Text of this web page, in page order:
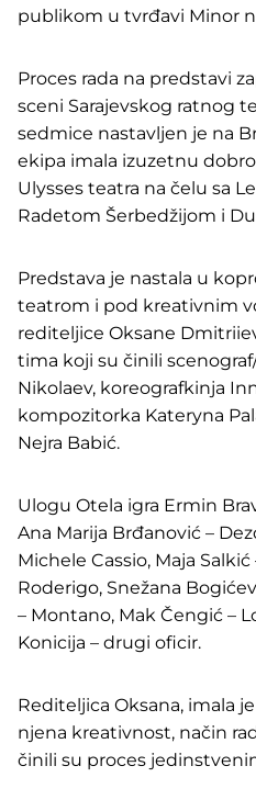
publikom u tvrđavi Minor
Proces rada na predstavi
sceni Sarajevskog ratnog
sedmice nastavljen je na
ekipa imala izuzetnu
Ulysses teatra na čelu sa
Radetom Šerbedžijom i
Predstava je nastala u
teatrom i pod kreativnim
rediteljice Oksane
tima koji su činili
Nikolaev, koreografkinja
kompozitorka Kateryna
Nejra Babić.
Ulogu Otela igra Ermin
Ana Marija Brđanović –
Michele Cassio, Maja
Roderigo, Snežana
– Montano, Mak Čengić –
Konicija – drugi oficir.
Rediteljica Oksana, imala
njena kreativnost, način
činili su proces